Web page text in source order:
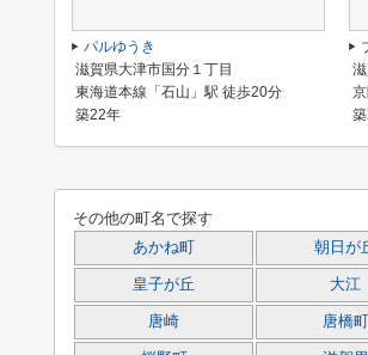
パルゆうき
滋賀県大津市国分１丁目
東海道本線「石山」駅 徒歩20分
築22年
その他の町名で探す
あかね町 朝日が
皇子が丘 大江
唐崎 唐橋町